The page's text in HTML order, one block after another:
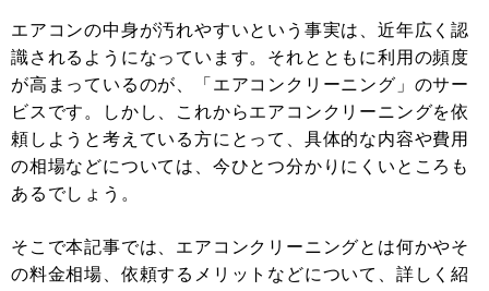
エアコンの中身が汚れやすいという事実は、近年広く認
識されるようになっています。それとともに利用の頻度
が高まっているのが、「エアコンクリーニング」のサー
ビスです。しかし、これからエアコンクリーニングを依
頼しようと考えている方にとって、具体的な内容や費用
の相場などについては、今ひとつ分かりにくいところも
あるでしょう。
そこで本記事では、エアコンクリーニングとは何かやそ
の料金相場、依頼するメリットなどについて、詳しく紹